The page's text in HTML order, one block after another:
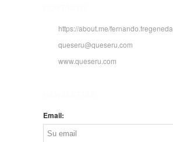
https://about.me/fernando.fregeneda
queseru@queseru.com
www.queseru.com
Email: